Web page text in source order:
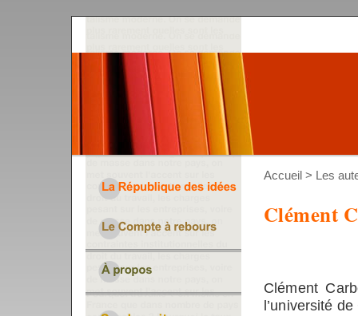
Accueil > Les
Clément
Clément
l’université